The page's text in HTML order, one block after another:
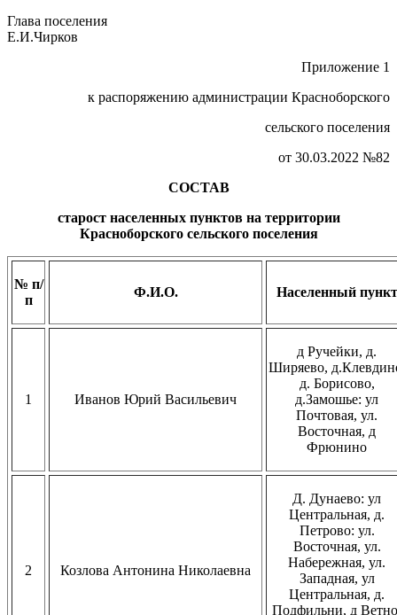
Глава поселения
Е.И.Чирков
Приложение 1
к распоряжению администрации Красноборского
сельского поселения
от 30.03.2022 №82
СОСТАВ
старост населенных пунктов на территории
Красноборского сельского поселения
№ п/
п
Ф.И.О. Населенный пункт
1 Иванов Юрий Васильевич
д Ручейки, д.
Ширяево,
д. Борисово,
д.Замошье: ул
Почтовая, ул.
Восточная, д
Фрюнино
2 Козлова Антонина Николаевна
Д. Дунаево: ул
Центральная, д.
Петрово: ул.
Восточная, ул.
Набережная, ул.
Западная, ул
Центральная, д.
Подфильни, д